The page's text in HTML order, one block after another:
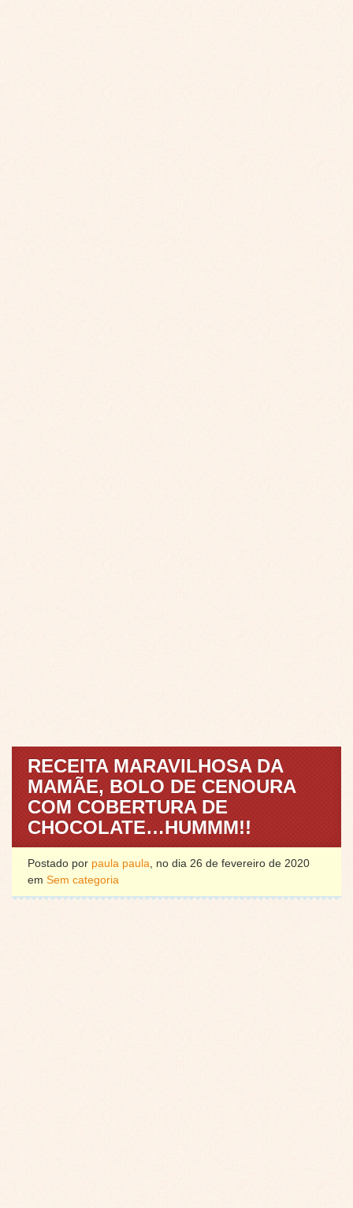
RECEITA MARAVILHOSA DA
MAMÃE, BOLO DE CENOURA
COM COBERTURA DE
CHOCOLATE…HUMMM!!
Postado por paula paula, no dia 26 de fevereiro de 2020
em Sem categoria